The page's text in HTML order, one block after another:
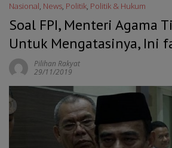
Nasional, News, Politik, Politik & Hukum
Soal FPI, Menteri Agama
Untuk Mengatasinya, Ini
Pilihan Rakyat
29/11/2019